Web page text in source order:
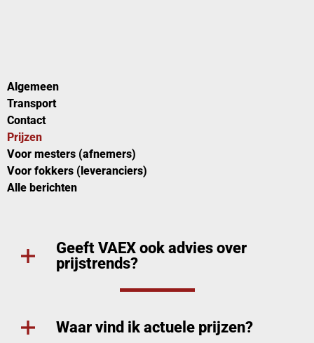
Algemeen
Transport
Contact
Prijzen
Voor mesters (afnemers)
Voor fokkers (leveranciers)
Alle berichten
Geeft VAEX ook advies over
prijstrends?
Waar vind ik actuele prijzen?